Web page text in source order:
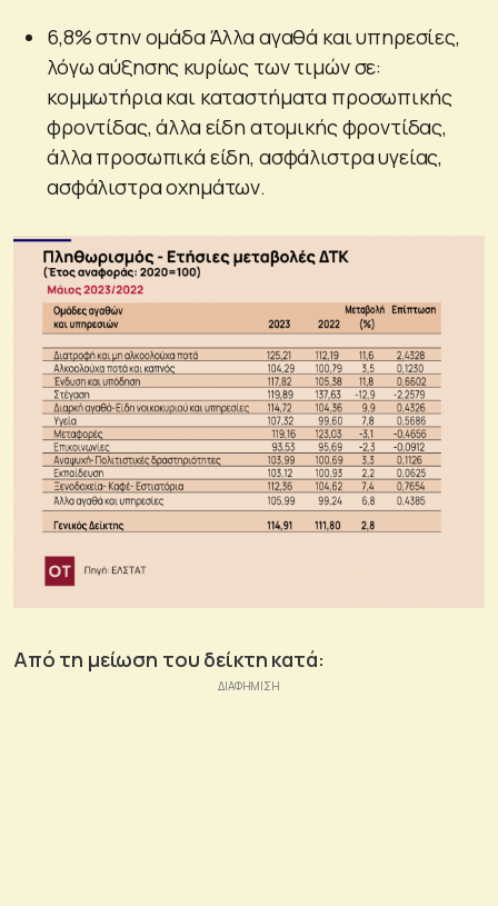
6,8% στην ομάδα Άλλα αγαθά και υπηρεσίες,
λόγω αύξησης κυρίως των τιμών σε:
κομμωτήρια και καταστήματα προσωπικής
φροντίδας, άλλα είδη ατομικής φροντίδας,
άλλα προσωπικά είδη, ασφάλιστρα υγείας,
ασφάλιστρα οχημάτων.
Από τη μείωση του δείκτη κατά: